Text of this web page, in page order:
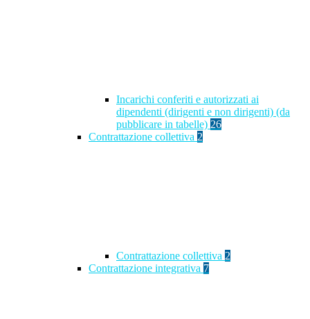
Incarichi conferiti e autorizzati ai
dipendenti (dirigenti e non dirigenti) (da
pubblicare in tabelle) 26
Contrattazione collettiva 2
Contrattazione collettiva 2
Contrattazione integrativa 7